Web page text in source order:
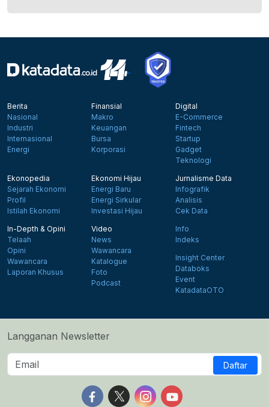
Berita
Nasional
Industri
Internasional
Energi
Finansial
Makro
Keuangan
Bursa
Korporasi
Digital
E-Commerce
Fintech
Startup
Gadget
Teknologi
Ekonopedia
Sejarah Ekonomi
Profil
Istilah Ekonomi
Ekonomi Hijau
Energi Baru
Energi Sirkular
Investasi Hijau
Jurnalisme Data
Infografik
Analisis
Cek Data
In-Depth & Opini
Telaah
Opini
Wawancara
Laporan Khusus
Video
News
Wawancara
Katalogue
Foto
Podcast
Info
Indeks
Insight Center
Databoks
Event
KatadataOTO
Langganan Newsletter
Daftar
Follow us on Facebook
Follow us on X
Follow us on Instagram
Follow us on